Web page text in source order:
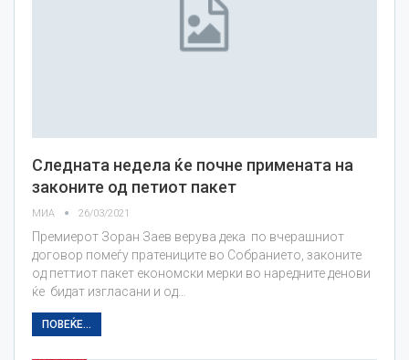
Следната недела ќе почне примената на
законите од петиот пакет
МИА 26/03/2021
Премиерот Зоран Заев верува дека по вчерашниот
договор помеѓу пратениците во Собранието, законите
од петтиот пакет економски мерки во наредните денови
ќе бидат изгласани и од…
ПОВЕЌЕ...